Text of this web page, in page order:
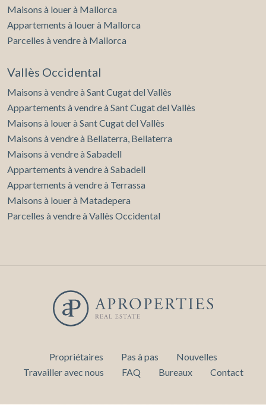
Maisons à louer à Mallorca
Appartements à louer à Mallorca
Parcelles à vendre à Mallorca
Vallès Occidental
Maisons à vendre à Sant Cugat del Vallès
Appartements à vendre à Sant Cugat del Vallès
Maisons à louer à Sant Cugat del Vallès
Maisons à vendre à Bellaterra, Bellaterra
Maisons à vendre à Sabadell
Appartements à vendre à Sabadell
Appartements à vendre à Terrassa
Maisons à louer à Matadepera
Parcelles à vendre à Vallès Occidental
Propriétaires Pas à pas
Nouvelles
Travailler avec nous
FAQ Bureaux Contact